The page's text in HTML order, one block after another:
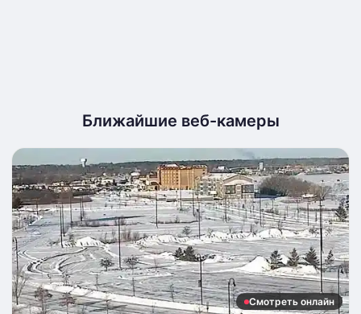
Ближайшие веб-камеры
Смотреть онлайн